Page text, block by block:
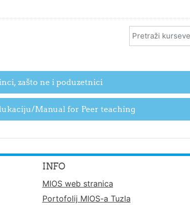
Pretraži kurseve
zašto ne i poduzetnici
Manual for Peer teaching
INFO
MIOS web stranica
Portofolij MIOS-a Tuzla